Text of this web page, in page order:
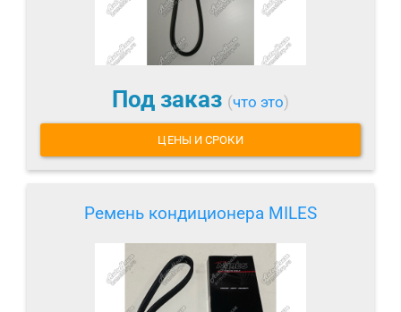
Под заказ (что это)
ЦЕНЫ И СРОКИ
Ремень кондиционера MILES